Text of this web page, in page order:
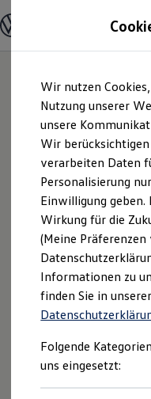
Hauptinhalt
springen
Footer
springen
Modelle und
Konfigurator
Modelle
Elektroautos
ENERGY
Nutzfahrzeuge
SUV und CUV
Familienautos
Kombis
Kompaktwagen
Sportwagen
Schnell verfügbare
Angebote und
Aktuelle
E-Auto-
Volkswagen
Die ENERGY
Junge
Leasing
Leasing-
GmbH
&
Hier finden Sie
(Autohaus
und
speziell
Wir nutzen
Nutzung unserer
unsere
Wir
verarbeiten Daten
Personalisierung
Einwilligung
Wirkung für die
(Meine
Informationen zu
finden Sie in
Folgende
uns eingesetzt: